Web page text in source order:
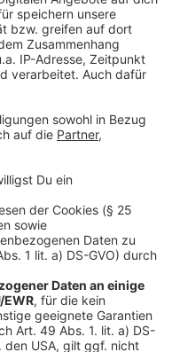
Ihre
YouTube
laden!
kann
Sie die
Sie der
um dieses
sich
ins Gesicht, bis einer
könnt ihr